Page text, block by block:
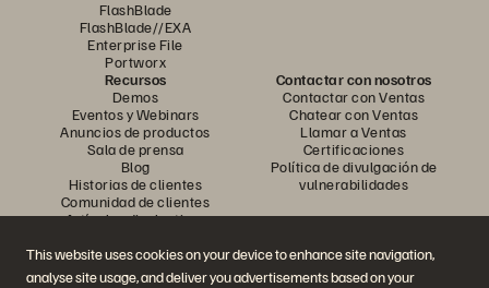
This website uses cookies on your device to enhance site navigation,
analyse site usage, and deliver you advertisements based on your
FlashBlade
FlashBlade//EXA
Enterprise File
Portworx
Recursos
Demos
Eventos y Webinars
Anuncios de productos
Sala de prensa
Blog
Historias de clientes
Comunidad de clientes
Artículos divulgativos
Contactar con nosotros
Contactar con Ventas
Chatear con Ventas
Llamar a Ventas
Certificaciones
Política de divulgación de
vulnerabilidades